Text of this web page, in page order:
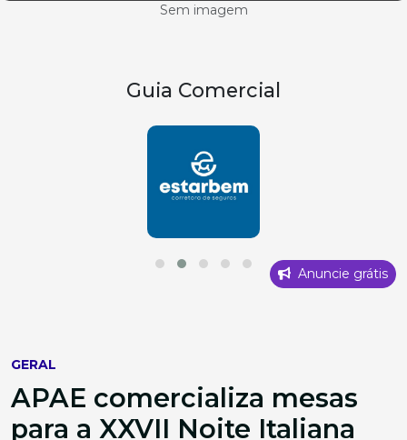
Sem imagem
Guia Comercial
Anuncie grátis
GERAL
APAE comercializa mesas
para a XXVII Noite Italiana